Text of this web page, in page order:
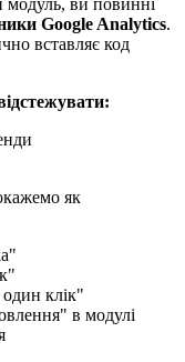
модуль, ви повинні
Google Analytics.
вставляє код
як
клік"
в модулі